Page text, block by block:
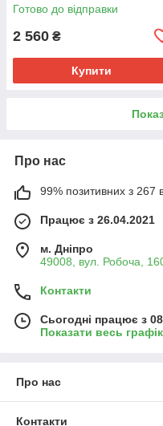
Готово до відправки
2 560 ₴
Купити
Про нас
99% позитивних з 267
Працює з 26.04.2021
м. Дніпро
49008, вул. Робоча,
Контакти
Сьогодні працює з
Показати весь
Про нас
Контакти